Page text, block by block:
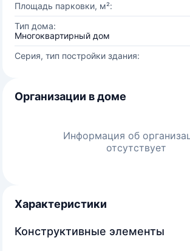
Площадь парковки, м²:
Тип дома:
Многоквартирный дом
Серия, тип постройки здания:
Организации в доме
Информация об
отсутствует
Характеристики
Конструктивные элементы